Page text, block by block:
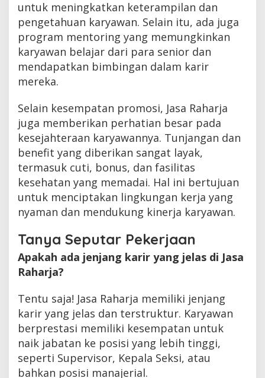
untuk meningkatkan keterampilan dan
pengetahuan karyawan. Selain itu, ada juga
program mentoring yang memungkinkan
karyawan belajar dari para senior dan
mendapatkan bimbingan dalam karir
mereka.
Selain kesempatan promosi, Jasa Raharja
juga memberikan perhatian besar pada
kesejahteraan karyawannya. Tunjangan dan
benefit yang diberikan sangat layak,
termasuk cuti, bonus, dan fasilitas
kesehatan yang memadai. Hal ini bertujuan
untuk menciptakan lingkungan kerja yang
nyaman dan mendukung kinerja karyawan.
Tanya Seputar Pekerjaan
Apakah ada jenjang karir yang jelas di Jasa
Raharja?
Tentu saja! Jasa Raharja memiliki jenjang
karir yang jelas dan terstruktur. Karyawan
berprestasi memiliki kesempatan untuk
naik jabatan ke posisi yang lebih tinggi,
seperti Supervisor, Kepala Seksi, atau
bahkan posisi manajerial.